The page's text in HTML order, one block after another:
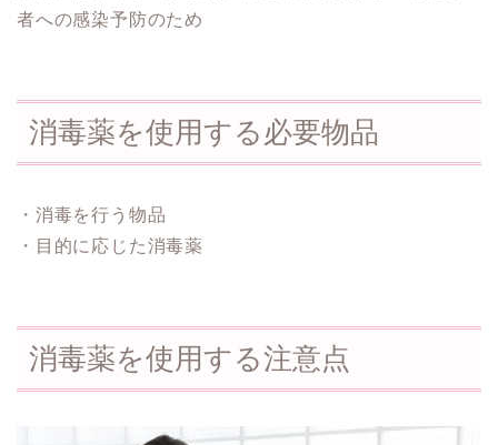
者への感染予防のため
消毒薬を使用する必要物品
・消毒を行う物品
・目的に応じた消毒薬
消毒薬を使用する注意点